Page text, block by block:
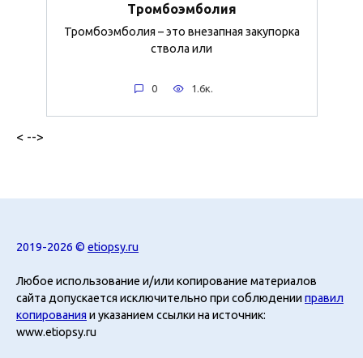
Тромбоэмболия
Тромбоэмболия – это внезапная закупорка
ствола или
0 1.6к.
< -->
2019-2026 © etiopsy.ru
Любое использование и/или копирование материалов
сайта допускается исключительно при соблюденииправил
копирования и указанием ссылки на источник:
www.etiopsy.ru